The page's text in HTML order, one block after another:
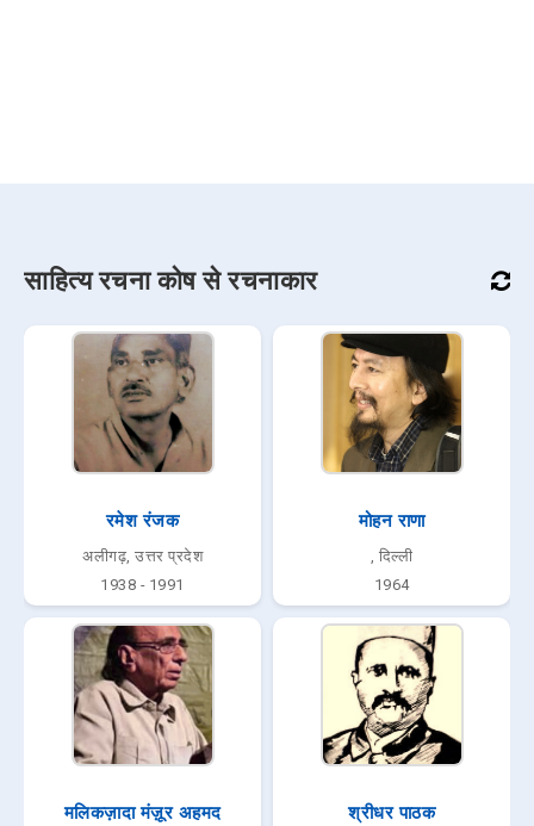
साहित्य रचना कोष से रचनाकार
रमेश रंजक
अलीगढ़, उत्तर प्रदेश
1938 - 1991
मोहन राणा
, दिल्ली
1964
मलिकज़ादा मंज़ूर अहमद श्रीधर पाठक